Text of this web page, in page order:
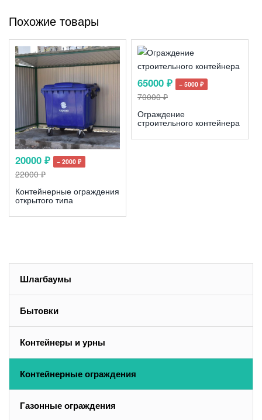
Похожие товары
20000 ₽ − 2000 ₽
22000 ₽
Контейнерные ограждения
открытого типа
65000 ₽ − 5000 ₽
70000 ₽
Ограждение
строительного контейнера
Шлагбаумы
Бытовки
Контейнеры и урны
Контейнерные ограждения
Газонные ограждения